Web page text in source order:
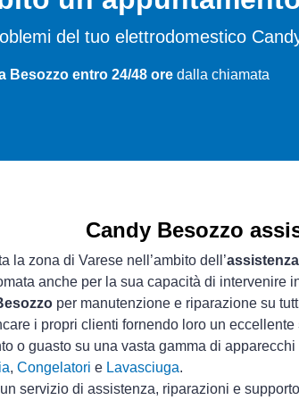
del tuo elettrodomestico
Besozzo entro 24/48 ore dalla chiamata
Candy Besozzo
la zona di Varese nell’ambito dell’
anche per la sua capacità di intervenire
per manutenzione e riparazione su
i propri clienti fornendo loro un eccellente
o guasto su una vasta gamma di
, Congelatori e Lavasciuga.
servizio di assistenza, riparazioni e